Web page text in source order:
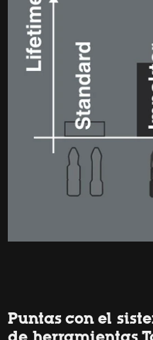
Puntas con el